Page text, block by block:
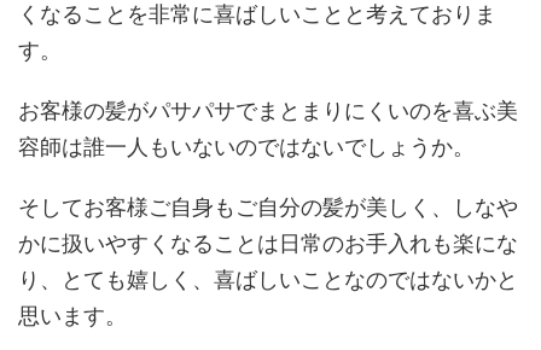
くなることを非常に喜ばしいことと考えておりま
す。
お客様の髪がパサパサでまとまりにくいのを喜ぶ美
容師は誰一人もいないのではないでしょうか。
そしてお客様ご自身もご自分の髪が美しく、しなや
かに扱いやすくなることは日常のお手入れも楽にな
り、とても嬉しく、喜ばしいことなのではないかと
思います。